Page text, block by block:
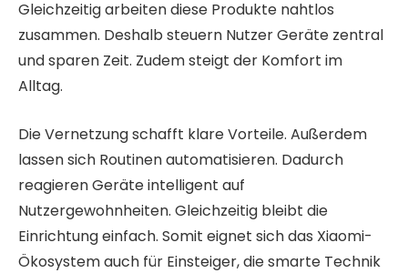
Gleichzeitig arbeiten diese Produkte nahtlos
zusammen. Deshalb steuern Nutzer Geräte zentral
und sparen Zeit. Zudem steigt der Komfort im
Alltag.
Die Vernetzung schafft klare Vorteile. Außerdem
lassen sich Routinen automatisieren. Dadurch
reagieren Geräte intelligent auf
Nutzergewohnheiten. Gleichzeitig bleibt die
Einrichtung einfach. Somit eignet sich das Xiaomi-
Ökosystem auch für Einsteiger, die smarte Technik